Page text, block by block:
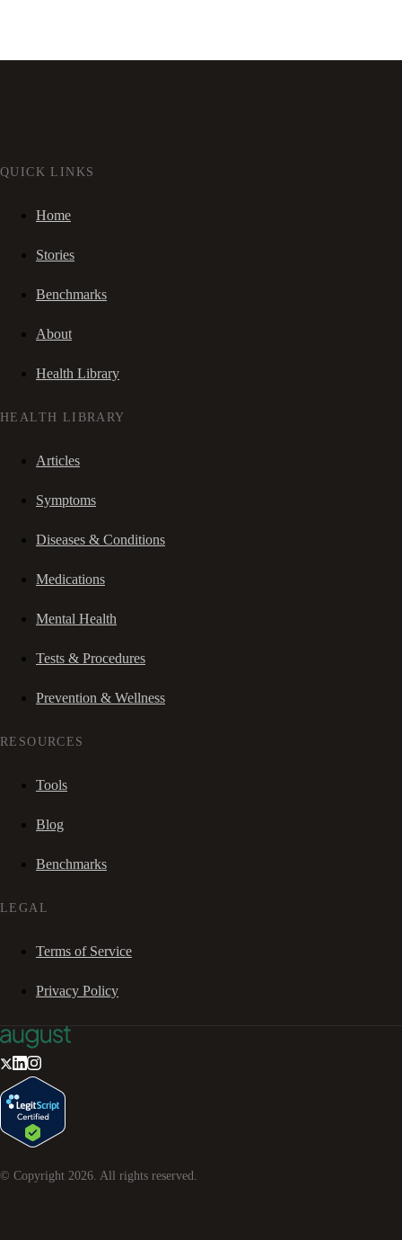
QUICK LINKS
Home
Stories
Benchmarks
About
Health Library
HEALTH LIBRARY
Articles
Symptoms
Diseases & Conditions
Medications
Mental Health
Tests & Procedures
Prevention & Wellness
RESOURCES
Tools
Blog
Benchmarks
LEGAL
Terms of Service
Privacy Policy
© Copyright 2026. All rights reserved.